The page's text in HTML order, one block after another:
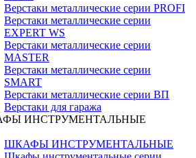
Верстаки металлические серии PROFI
Верстаки металлические серии
EXPERT WS
Верстаки металлические серии
MASTER
Верстаки металлические серии
SMART
Верстаки металлические серии ВП
Верстаки для гаража
ИНСТРУМЕНТАЛЬНЫЕ
ШКАФЫ ИНСТРУМЕНТАЛЬНЫЕ